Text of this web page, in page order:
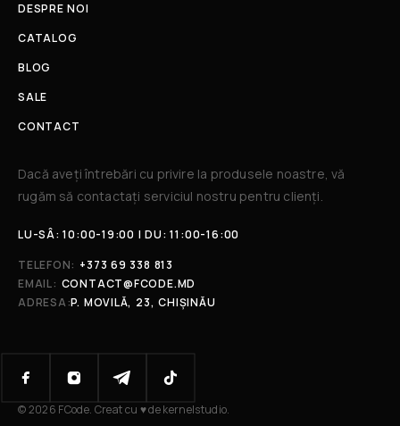
DESPRE NOI
CATALOG
BLOG
SALE
CONTACT
Dacă aveți întrebări cu privire la produsele noastre, vă
rugăm să contactați serviciul nostru pentru clienți.​
LU-SÂ: 10:00-19:00 | DU: 11:00-16:00
TELEFON: +373 69 338 813
EMAIL: CONTACT@FCODE.MD
ADRESA:P. MOVILĂ, 23, CHIȘINĂU
© 2026 FCode. Creat cu ♥ de kernelstudio.